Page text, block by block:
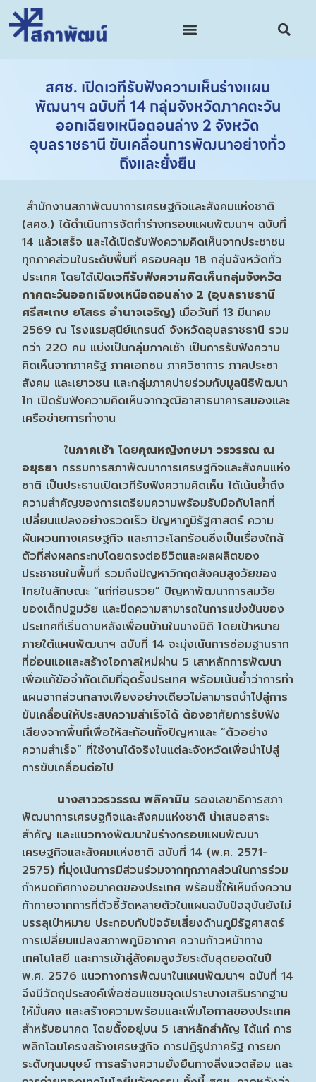
สศช. เปิดเวทีรับฟังความเห็นร่างแผน
พัฒนาฯ ฉบับที่ 14 กลุ่มจังหวัดภาคตะวัน
ออกเฉียงเหนือตอนล่าง 2 จังหวัด
อุบลราชธานี ขับเคลื่อนการพัฒนาอย่างทั่ว
ถึงและยั่งยืน
สำนักงานสภาพัฒนาการเศรษฐกิจและสังคมแห่งชาติ
(สศช.) ได้ดำเนินการจัดทำร่างกรอบแผนพัฒนาฯ ฉบับที่
14 แล้วเสร็จ และได้เปิดรับฟังความคิดเห็นจากประชาชน
ทุกภาคส่วนในระดับพื้นที่ ครอบคลุม 18 กลุ่มจังหวัดทั่ว
ประเทศ โดยได้เปิดเวทีรับฟังความคิดเห็นกลุ่มจังหวัด
ภาคตะวันออกเฉียงเหนือตอนล่าง 2 (อุบลราชธานี
ศรีสะเกษ ยโสธร อำนาจเจริญ) เมื่อวันที่ 13 มีนาคม
2569 ณ โรงแรมสุนีย์แกรนด์ จังหวัดอุบลราชธานี รวม
กว่า 220 คน แบ่งเป็นกลุ่มภาคเช้า เป็นการรับฟังความ
คิดเห็นจากภาครัฐ ภาคเอกชน ภาควิชาการ ภาคประชา
สังคม และเยาวชน และกลุ่มภาคบ่ายร่วมกับมูลนิธิพัฒนา
ไท เปิดรับฟังความคิดเห็นจากวุฒิอาสาธนาคารสมองและ
เครือข่ายการทำงาน
ในภาคเช้า โดยคุณหญิงกษมา วรวรรณ ณ
อยุธยา กรรมการสภาพัฒนาการเศรษฐกิจและสังคมแห่ง
ชาติ เป็นประธานเปิดเวทีรับฟังความคิดเห็น ได้เน้นย้ำถึง
ความสำคัญของการเตรียมความพร้อมรับมือกับโลกที่
เปลี่ยนแปลงอย่างรวดเร็ว ปัญหาภูมิรัฐศาสตร์ ความ
ผันผวนทางเศรษฐกิจ และภาวะโลกร้อนซึ่งเป็นเรื่องใกล้
ตัวที่ส่งผลกระทบโดยตรงต่อชีวิตและผลผลิตของ
ประชาชนในพื้นที่ รวมถึงปัญหาวิกฤตสังคมสูงวัยของ
ไทยในลักษณะ “แก่ก่อนรวย” ปัญหาพัฒนาการสมวัย
ของเด็กปฐมวัย และขีดความสามารถในการแข่งขันของ
ประเทศที่เริ่มตามหลังเพื่อนบ้านในบางมิติ โดยเป้าหมาย
ภายใต้แผนพัฒนาฯ ฉบับที่ 14 จะมุ่งเน้นการซ่อมฐานราก
ที่อ่อนแอและสร้างโอกาสใหม่ผ่าน 5 เสาหลักการพัฒนา
เพื่อแก้ข้อจำกัดเดิมที่ฉุดรั้งประเทศ พร้อมเน้นย้ำว่าการทำ
แผนจากส่วนกลางเพียงอย่างเดียวไม่สามารถนำไปสู่การ
ขับเคลื่อนให้ประสบความสำเร็จได้ ต้องอาศัยการรับฟัง
เสียงจากพื้นที่เพื่อให้สะท้อนทั้งปัญหาและ “ตัวอย่าง
ความสำเร็จ” ที่ใช้งานได้จริงในแต่ละจังหวัดเพื่อนำไปสู่
การขับเคลื่อนต่อไป
นางสาววรวรรณ พลิคามิน รองเลขาธิการสภา
พัฒนาการเศรษฐกิจและสังคมแห่งชาติ นำเสนอสาระ
สำคัญ และแนวทางพัฒนาในร่างกรอบแผนพัฒนา
เศรษฐกิจและสังคมแห่งชาติ ฉบับที่ 14 (พ.ศ. 2571-
2575) ที่มุ่งเน้นการมีส่วนร่วมจากทุกภาคส่วนในการร่วม
กำหนดทิศทางอนาคตของประเทศ พร้อมชี้ให้เห็นถึงความ
ท้าทายจากการที่ตัวชี้วัดหลายตัวในแผนฉบับปัจจุบันยังไม่
บรรลุเป้าหมาย ประกอบกับปัจจัยเสี่ยงด้านภูมิรัฐศาสตร์
การเปลี่ยนแปลงสภาพภูมิอากาศ ความก้าวหน้าทาง
เทคโนโลยี และการเข้าสู่สังคมสูงวัยระดับสุดยอดในปี
พ.ศ. 2576 แนวทางการพัฒนาในแผนพัฒนาฯ ฉบับที่ 14
จึงมีวัตถุประสงค์เพื่อซ่อมแซมจุดเปราะบางเสริมรากฐาน
ให้มั่นคง และสร้างความพร้อมและเพิ่มโอกาสของประเทศ
สำหรับอนาคต โดยตั้งอยู่บน 5 เสาหลักสำคัญ ได้แก่ การ
พลิกโฉมโครงสร้างเศรษฐกิจ การปฏิรูปภาครัฐ การยก
ระดับทุนมนุษย์ การสร้างความยั่งยืนทางสิ่งแวดล้อม และ